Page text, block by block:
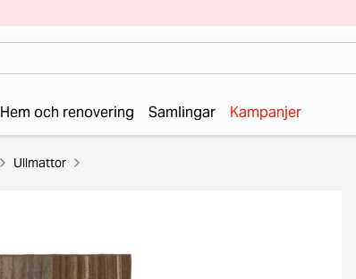
Hem och renovering Samlingar Kampanjer
Ullmattor